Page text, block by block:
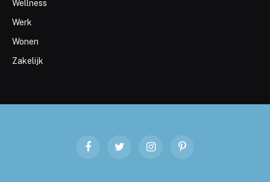
Wellness
Werk
Wonen
Zakelijk
FacebookTwitter InstagramPinterest